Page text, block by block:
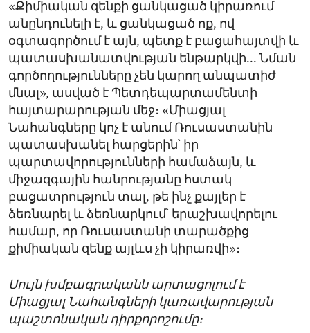
«Քիմիական զենքի ցանկացած կիրառում
անընդունելի է, և ցանկացած ոք, ով
օգտագործում է այն, պետք է բացահայտվի և
պատասխանատվության ենթարկվի... Նման
գործողությունները չեն կարող անպատիժ
մնալ», ասված է Պետդեպարտամենտի
հայտարարության մեջ։ «Միացյալ
Նահանգները կոչ է անում Ռուսաստանին
պատասխանել հարցերին՝ իր
պարտավորությունների համաձայն, և
միջազգային հանրությանը հստակ
բացատրություն տալ, թե ինչ քայլեր է
ձեռնարել և ձեռնարկում՝ երաշխավորելու
համար, որ Ռուսաստանի տարածքից
քիմիական զենք այլևս չի կիրառվի»։
Սույն խմբագրականն արտացոլում է
Միացյալ Նահանգների կառավարության
պաշտոնական դիրքորոշումը։